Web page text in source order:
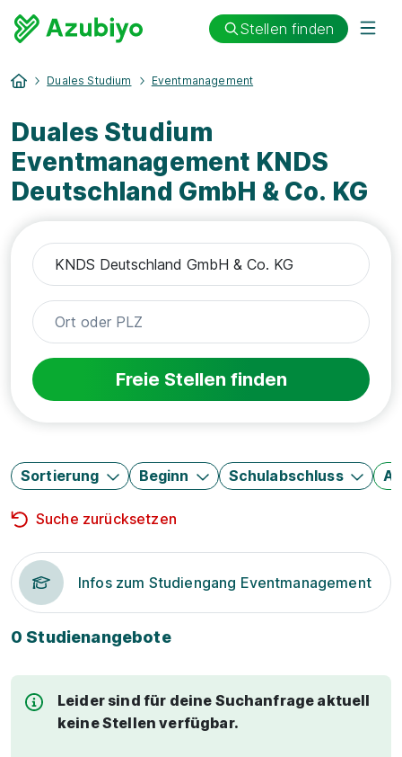
Stellen finden
Duales Studium Eventmanagement
Duales Studium
Eventmanagement KNDS
Deutschland GmbH & Co. KG
Freie Stellen finden
Sortierung Beginn Schulabschluss
Suche zurücksetzen
Infos zum Studiengang Eventmanagement
0 Studienangebote
Leider sind für deine Suchanfrage aktuell
keine Stellen verfügbar.